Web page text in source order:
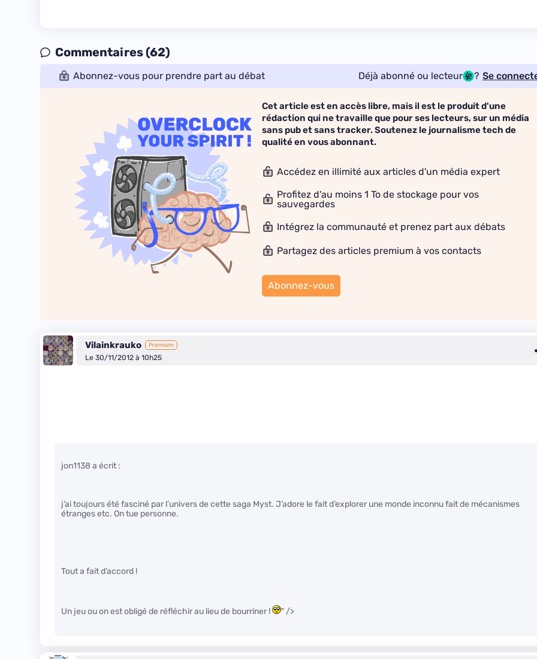
Commentaires (62)
Abonnez-vous pour prendre part au débat Déjà abonné ou lecteur ? Se
Cet article est en accès libre, mais il est le produit d'une
rédaction qui ne travaille que pour ses lecteurs, sur un média
sans pub et sans tracker. Soutenez le journalisme tech de
qualité en vous abonnant.
Accédez en illimité aux articles d'un média expert
Profitez d'au moins 1 To de stockage pour vos
sauvegardes
Intégrez la communauté et prenez part aux débats
Partagez des articles premium à vos contacts
Abonnez-vous
Vilainkrauko Premium
Le 30/11/2012 à 10h25
jon1138 a écrit :
j’ai toujours été fasciné par l’univers de cette saga Myst. J’adore le fait d’explorer une monde inconnu fait de mécanismes
étranges etc. On tue personne.
Tout a fait d’accord !
Un jeu ou on est obligé de réfléchir au lieu de bourriner ! " />